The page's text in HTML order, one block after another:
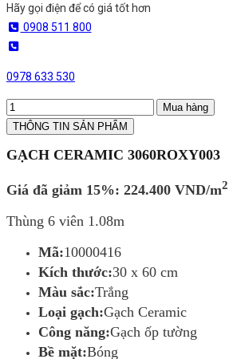
Hãy gọi điện để có giá tốt hơn
0908 511 800
0978 633 530
Mua hàng
THÔNG TIN SẢN PHẨM
GẠCH CERAMIC 3060ROXY003
Giá đã giảm 15%: 224.400 VND/m2
Thùng 6 viên 1.08m
Mã:10000416
Kích thước:30 x 60 cm
Màu sắc:Trắng
Loại gạch:Gạch Ceramic
Công năng:Gạch ốp tường
Bề mặt:Bóng